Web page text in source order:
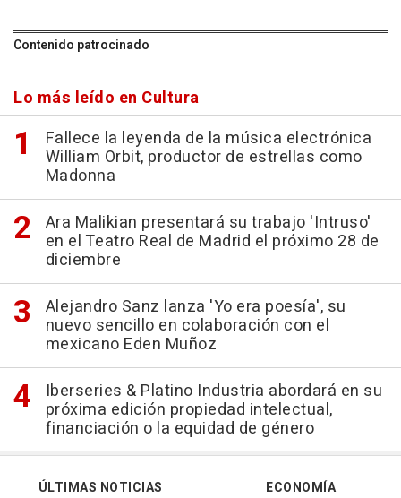
Contenido patrocinado
Lo más leído en Cultura
Fallece la leyenda de la música electrónica
William Orbit, productor de estrellas como
Madonna
Ara Malikian presentará su trabajo 'Intruso'
en el Teatro Real de Madrid el próximo 28 de
diciembre
Alejandro Sanz lanza 'Yo era poesía', su
nuevo sencillo en colaboración con el
mexicano Eden Muñoz
Iberseries & Platino Industria abordará en su
próxima edición propiedad intelectual,
financiación o la equidad de género
ÚLTIMAS NOTICIAS
ECONOMÍA